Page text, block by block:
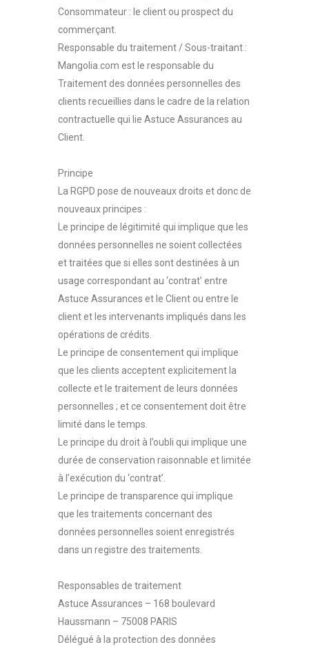
Consommateur : le client ou prospect du
commerçant.
Responsable du traitement / Sous-traitant :
Mangolia.com est le responsable du
Traitement des données personnelles des
clients recueillies dans le cadre de la relation
contractuelle qui lie Astuce Assurances au
Client.
Principe
La RGPD pose de nouveaux droits et donc de
nouveaux principes :
Le principe de légitimité qui implique que les
données personnelles ne soient collectées
et traitées que si elles sont destinées à un
usage correspondant au ‘contrat’ entre
Astuce Assurances et le Client ou entre le
client et les intervenants impliqués dans les
opérations de crédits.
Le principe de consentement qui implique
que les clients acceptent explicitement la
collecte et le traitement de leurs données
personnelles ; et ce consentement doit être
limité dans le temps.
Le principe du droit à l’oubli qui implique une
durée de conservation raisonnable et limitée
à l’exécution du ‘contrat’.
Le principe de transparence qui implique
que les traitements concernant des
données personnelles soient enregistrés
dans un registre des traitements.
Responsables de traitement
Astuce Assurances – 168 boulevard
Haussmann – 75008 PARIS
Délégué à la protection des données